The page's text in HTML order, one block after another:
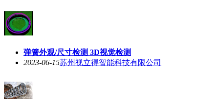
弹簧外观/尺寸检测 3D视觉检测
2023-06-15苏州视立得智能科技有限公司